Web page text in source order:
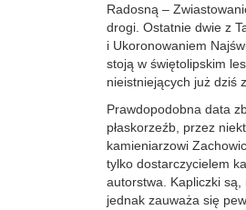
Radosną –
drogi. Ostatnie dwie z
i Ukoronowaniem
stoją w świętolipskim
nieistniejących już dziś
Prawdopodobna data
płaskorzeźb, przez
kamieniarzowi
tylko dostarczycielem
autorstwa. Kapliczki
jednak zauważa się